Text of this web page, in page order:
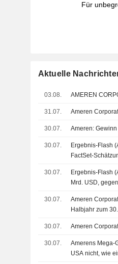
Für
Aktuelle
03.08.
31.07. Ameren
30.07. Ameren:
30.07.
Ergebnis-Flash
FactSet-
30.07.
Ergebnis-Flash
Mrd. USD,
30.07.
Ameren
Halbjahr zum
30.07. Ameren
30.07.
Amerens Mega-
USA nicht, wie